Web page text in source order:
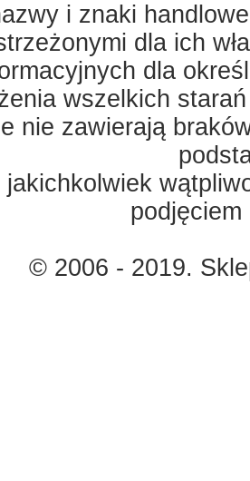
i znaki
dla ich
dla
wszelkich
nie zawierają
© 2006 - 2019.